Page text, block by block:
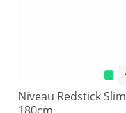
Niveau Redstick Slim